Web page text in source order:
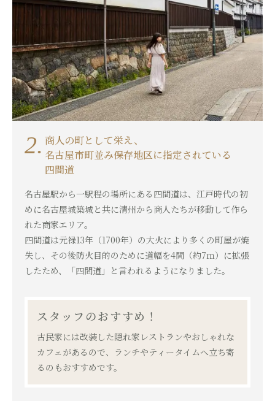
2. 商人の町として栄え、
名古屋市町並み保存地区に指定されている
四間道
名古屋駅から一駅程の場所にある四間道は、江戸時代の初
めに名古屋城築城と共に清州から商人たちが移動して作ら
れた商家エリア。
四間道は元禄13年（1700年）の大火により多くの町屋が焼
失し、その後防火目的のために道幅を4間（約7ｍ）に拡張
したため、「四間道」と言われるようになりました。
スタッフのおすすめ！
古民家には改装した隠れ家レストランやおしゃれな
カフェがあるので、ランチやティータイムへ立ち寄
るのもおすすめです。